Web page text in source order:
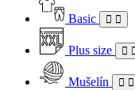
Basic
Plus size
Mušelín